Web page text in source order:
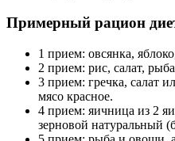
Примерный рацион
1 прием: овсянка,
2 прием: рис, салат,
3 прием: гречка, салат
мясо красное.
4 прием: яичница из 2
зерновой натуральный